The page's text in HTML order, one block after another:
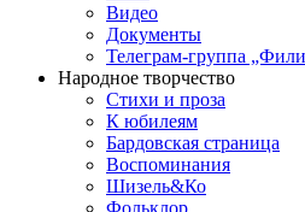
Видео
Документы
Телеграм-группа
Народное творчество
Стихи и проза
К юбилеям
Бардовская страница
Воспоминания
Шизель&Ко
Фольклор